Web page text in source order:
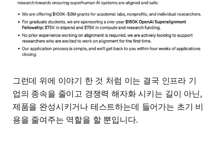
그런데 위에 이야기 한 것 처럼 이는 결국 인프라 기
업의 종속을 줄이고 경쟁력 해자화 시키는 길이 아닌,
제품을 완성시키거나 테스트하는데 들어가는 초기 비
용을 줄여주는 역할을 할 뿐입니다.